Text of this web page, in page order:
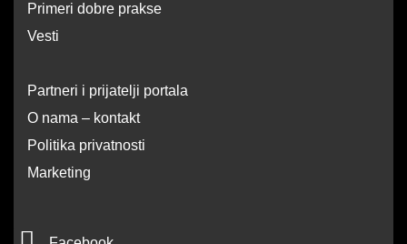
Primeri dobre prakse
Vesti
Partneri i prijatelji portala
O nama – kontakt
Politika privatnosti
Marketing